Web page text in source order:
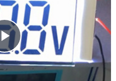
Play
Video